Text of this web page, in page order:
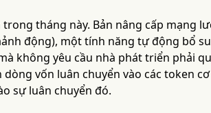
tháng này. Bản nâng cấp mạng
động), một tính năng tự động bổ
không yêu cầu nhà phát triển phải
vốn luân chuyển vào các token
sự luân chuyển đó.